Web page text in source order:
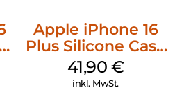
Apple iPhone 16
Plus Silicone Case
MagSafe Stone
Gray
41,90 €
inkl. MwSt.